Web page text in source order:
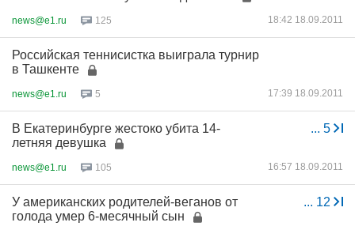
news@e1.ru 125 18:42 18.09.2011
Российская теннисистка выиграла турнир
в Ташкенте
news@e1.ru 5 17:39 18.09.2011
... 5
В Екатеринбурге жестоко убита 14-
летняя девушка
news@e1.ru 105 16:57 18.09.2011
... 12
У американских родителей-веганов от
голода умер 6-месячный сын